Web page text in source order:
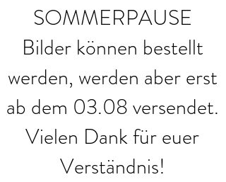
SOMMERPAUSE
Bilder können bestellt
werden, werden aber erst
ab dem 03.08 versendet.
Vielen Dank für euer
Verständnis!